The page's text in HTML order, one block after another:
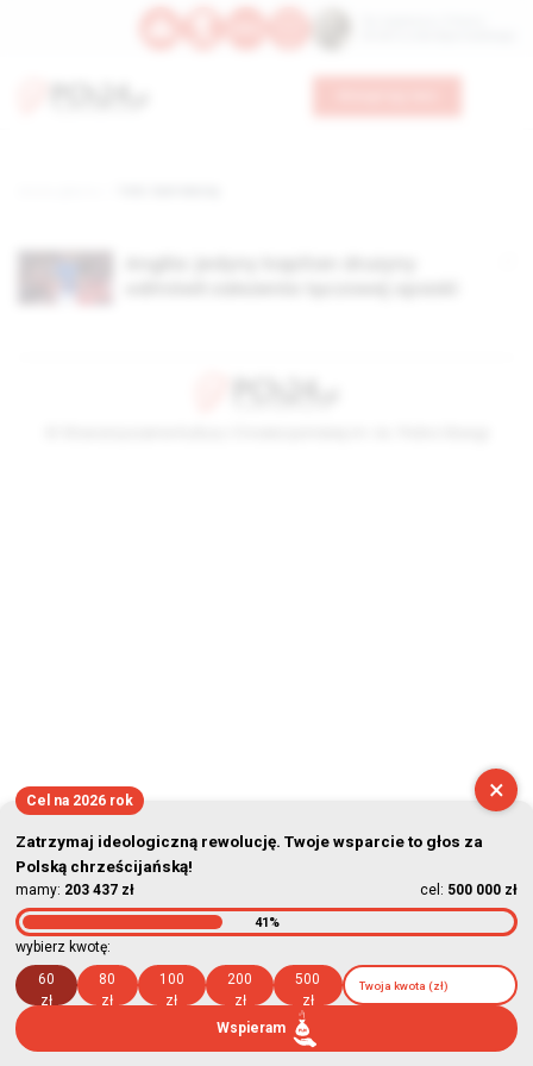
×
Cel na 2026 rok
Zatrzymaj ideologiczną rewolucję. Twoje wsparcie to głos za
Polską chrześcijańską!
mamy: 203 437 zł cel: 500 000 zł
41%
wybierz kwotę:
60
zł
80
zł
100
zł
200
zł
500
zł
Wspieram